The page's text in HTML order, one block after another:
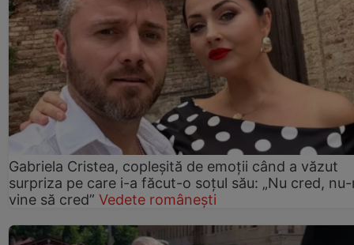
Gabriela Cristea, copleșită de emoții când a văzut
surpriza pe care i-a făcut-o soțul său: „Nu cred,
vine să cred” Vedete românești